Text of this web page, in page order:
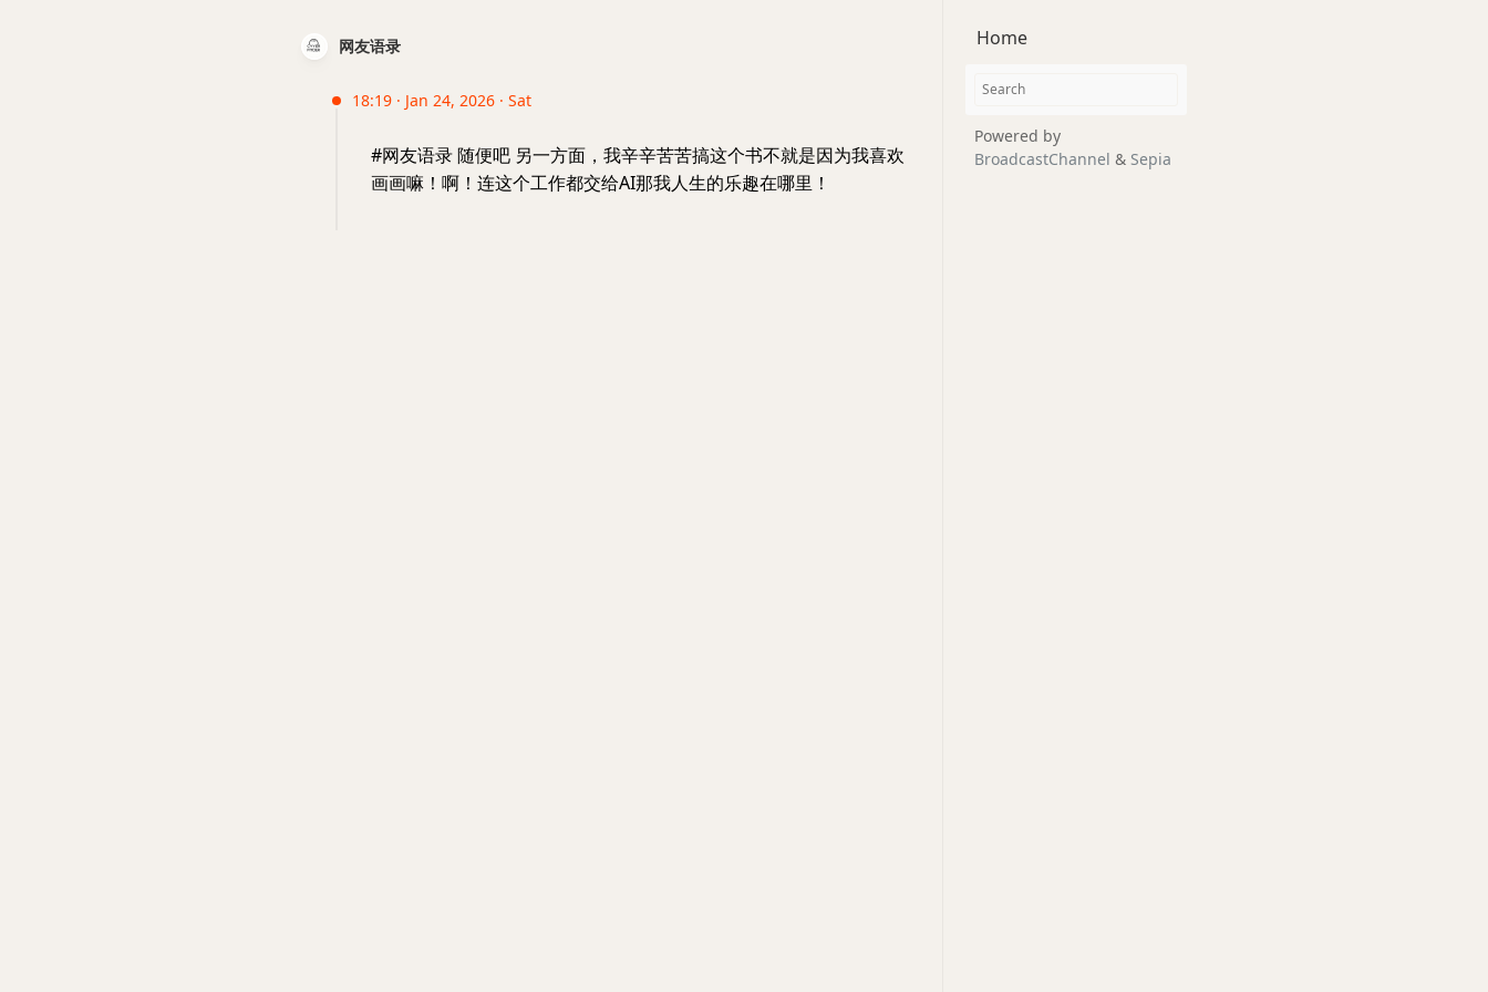
网友语录
18:19 · Jan 24, 2026 · Sat
#网友语录 随便吧 另一方面，我辛辛苦苦搞这个书不就是因为我喜欢
画画嘛！啊！连这个工作都交给AI那我人生的乐趣在哪里！
Home
Powered by
BroadcastChannel & Sepia